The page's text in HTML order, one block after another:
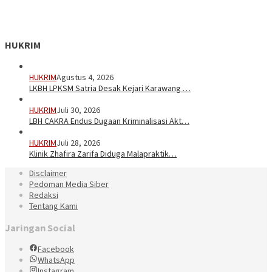
HUKRIM
HUKRIMAgustus 4, 2026
LKBH LPKSM Satria Desak Kejari Karawang …
HUKRIMJuli 30, 2026
LBH CAKRA Endus Dugaan Kriminalisasi Akt…
HUKRIMJuli 28, 2026
Klinik Zhafira Zarifa Diduga Malapraktik…
Disclaimer
Pedoman Media Siber
Redaksi
Tentang Kami
Jaringan Social
Facebook
WhatsApp